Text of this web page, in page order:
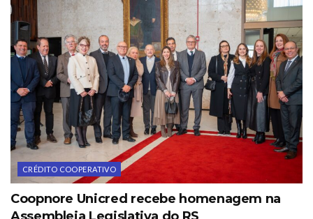
CRÉDITO COOPERATIVO
Coopnore Unicred recebe homenagem na